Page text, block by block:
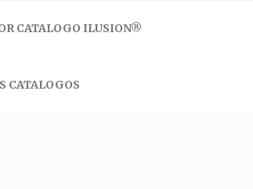
CATALOGO ILUSION®
CATALOGOS